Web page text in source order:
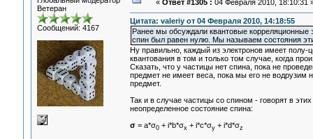
Ветеран
Сообщений: 4167
« Ответ #1305 : 04 Февраля 2010, 18:10:31
Цитата: valeriy от 04 Февраля 2010, 14:18:55
Ранее мы обсуждали квантовые
спин был равен нулю. Мы называем состояния
Ну правильно, каждый из электронов имеет полу-
квантования в том и только том случае, когда
Сказать, что у частицы нет спина, пока не
предмет не имеет веса, пока мы его не водрузим
предмет.
Так и в случае частицы со спином - говорят в
неопределенное состояние спина:
σ= a*σ0+ i*b*σx + i*c*σy+ i*d*σz